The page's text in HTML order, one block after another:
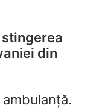
din